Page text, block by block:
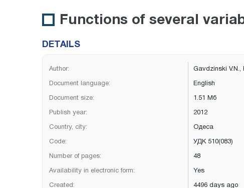
Functions of several
DETAILS
Author: Gavdzinski V.N.,
Document language: English
Document size: 1.51 Мб
Publish year: 2012
Country, city: Одеса
Code: УДК 510(083)
Number of pages: 48
Availability in electronic form: Yes
Created: 4496 days ago